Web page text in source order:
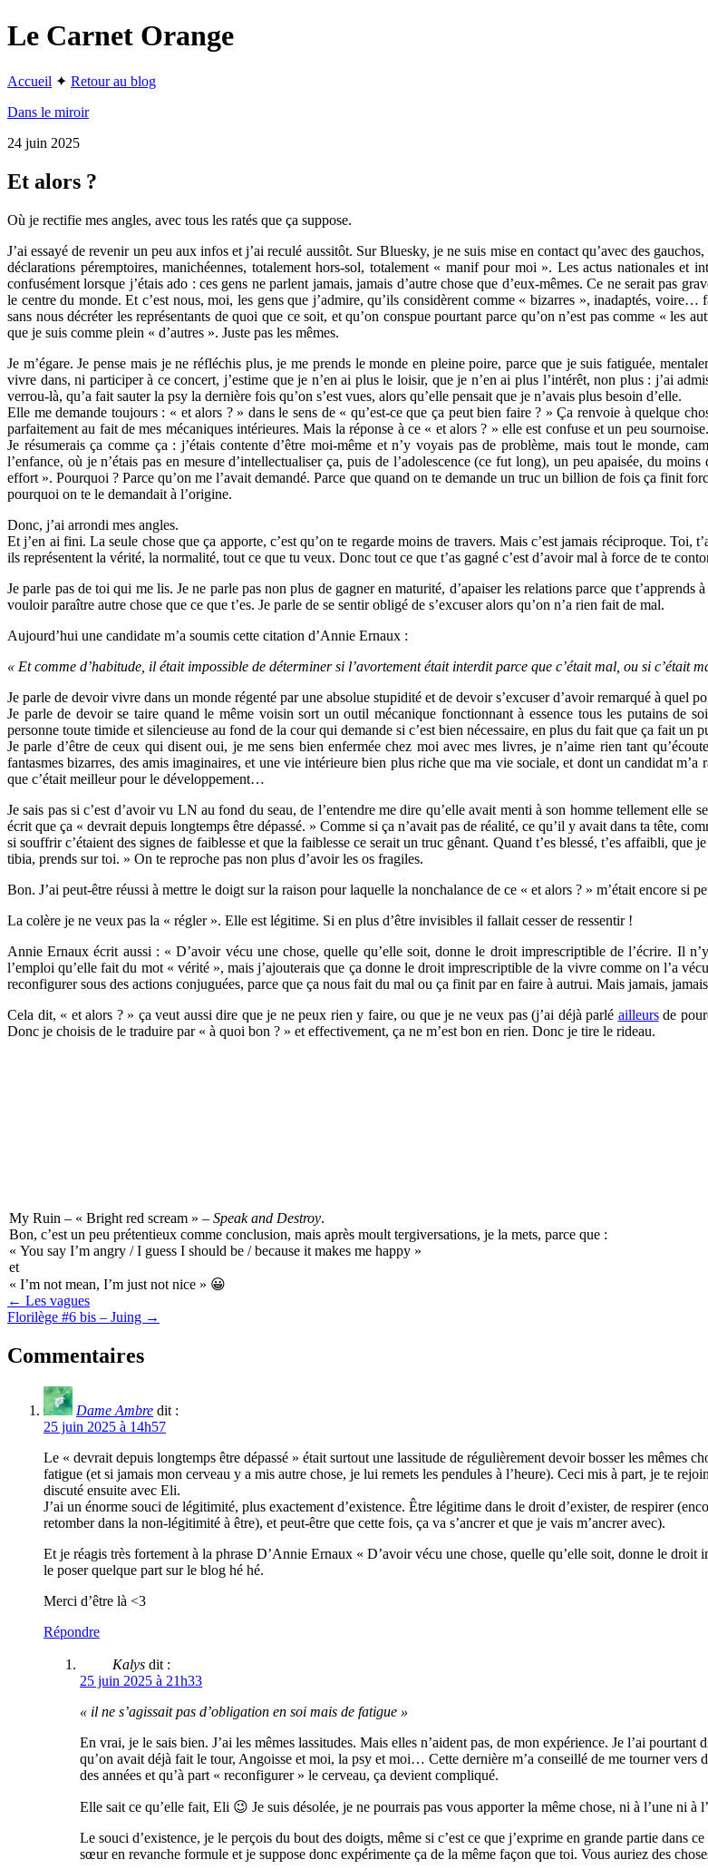
Le Carnet Orange
Accueil ✦ Retour au blog
Dans le miroir
24 juin 2025
Et alors ?
Où je rectifie mes angles, avec tous les ratés que ça suppose.
J’ai essayé de revenir un peu aux infos et j’ai reculé aussitôt. Sur Bluesky, je ne suis mise en contact qu’avec des
déclarations péremptoires, manichéennes, totalement hors-sol, totalement « manif pour moi ». Les actus nationales
confusément lorsque j’étais ado : ces gens ne parlent jamais, jamais d’autre chose que d’eux-mêmes. Ce ne serait pas
le centre du monde. Et c’est nous, moi, les gens que j’admire, qu’ils considèrent comme « bizarres », inadaptés,
sans nous décréter les représentants de quoi que ce soit, et qu’on conspue pourtant parce qu’on n’est pas comme « les
que je suis comme plein « d’autres ». Juste pas les mêmes.
Je m’égare. Je pense mais je ne réfléchis plus, je me prends le monde en pleine poire, parce que je suis fatiguée,
vivre dans, ni participer à ce concert, j’estime que je n’en ai plus le loisir, que je n’en ai plus l’intérêt, non plus : j’ai
verrou-là, qu’a fait sauter la psy la dernière fois qu’on s’est vues, alors qu’elle pensait que je n’avais plus besoin d’elle.
Elle me demande toujours : « et alors ? » dans le sens de « qu’est-ce que ça peut bien faire ? » Ça renvoie à quelque
parfaitement au fait de mes mécaniques intérieures. Mais la réponse à ce « et alors ? » elle est confuse et un peu
Je résumerais ça comme ça : j’étais contente d’être moi-même et n’y voyais pas de problème, mais tout le monde,
l’enfance, où je n’étais pas en mesure d’intellectualiser ça, puis de l’adolescence (ce fut long), un peu apaisée, du
effort ». Pourquoi ? Parce qu’on me l’avait demandé. Parce que quand on te demande un truc un billion de fois ça finit
pourquoi on te le demandait à l’origine.
Donc, j’ai arrondi mes angles.
Et j’en ai fini. La seule chose que ça apporte, c’est qu’on te regarde moins de travers. Mais c’est jamais réciproque. Toi,
ils représentent la vérité, la normalité, tout ce que tu veux. Donc tout ce que t’as gagné c’est d’avoir mal à force de te
Je parle pas de toi qui me lis. Je ne parle pas non plus de gagner en maturité, d’apaiser les relations parce que t’apprends
vouloir paraître autre chose que ce que t’es. Je parle de se sentir obligé de s’excuser alors qu’on n’a rien fait de mal.
Aujourd’hui une candidate m’a soumis cette citation d’Annie Ernaux :
« Et comme d’habitude, il était impossible de déterminer si l’avortement était interdit parce que c’était mal, ou si
Je parle de devoir vivre dans un monde régenté par une absolue stupidité et de devoir s’excuser d’avoir remarqué à quel
Je parle de devoir se taire quand le même voisin sort un outil mécanique fonctionnant à essence tous les putains de
personne toute timide et silencieuse au fond de la cour qui demande si c’est bien nécessaire, en plus du fait que ça fait un
Je parle d’être de ceux qui disent oui, je me sens bien enfermée chez moi avec mes livres, je n’aime rien tant
fantasmes bizarres, des amis imaginaires, et une vie intérieure bien plus riche que ma vie sociale, et dont un candidat
que c’était meilleur pour le développement…
Je sais pas si c’est d’avoir vu LN au fond du seau, de l’entendre me dire qu’elle avait menti à son homme tellement elle
écrit que ça « devrait depuis longtemps être dépassé. » Comme si ça n’avait pas de réalité, ce qu’il y avait dans ta tête,
si souffrir c’étaient des signes de faiblesse et que la faiblesse ce serait un truc gênant. Quand t’es blessé, t’es affaibli,
tibia, prends sur toi. » On te reproche pas non plus d’avoir les os fragiles.
Bon. J’ai peut-être réussi à mettre le doigt sur la raison pour laquelle la nonchalance de ce « et alors ? » m’était encore si
La colère je ne veux pas la « régler ». Elle est légitime. Si en plus d’être invisibles il fallait cesser de ressentir !
Annie Ernaux écrit aussi : « D’avoir vécu une chose, quelle qu’elle soit, donne le droit imprescriptible de l’écrire. Il
l’emploi qu’elle fait du mot « vérité », mais j’ajouterais que ça donne le droit imprescriptible de la vivre comme on l’a
reconfigurer sous des actions conjuguées, parce que ça nous fait du mal ou ça finit par en faire à autrui. Mais jamais,
Cela dit, « et alors ? » ça veut aussi dire que je ne peux rien y faire, ou que je ne veux pas (j’ai déjà parlé ailleursde
Donc je choisis de le traduire par « à quoi bon ? » et effectivement, ça ne m’est bon en rien. Donc je tire le rideau.
My Ruin – « Bright red scream » – Speak and Destroy.
Bon, c’est un peu prétentieux comme conclusion, mais après moult tergiversations, je la mets, parce que :
« You say I’m angry / I guess I should be / because it makes me happy »
et
« I’m not mean, I’m just not nice » 😀
← Les vagues
Florilège #6 bis – Juing →
Commentaires
Dame Ambre dit :
25 juin 2025 à 14h57
Le « devrait depuis longtemps être dépassé » était surtout une lassitude de régulièrement devoir bosser les mêmes
fatigue (et si jamais mon cerveau y a mis autre chose, je lui remets les pendules à l’heure). Ceci mis à part, je te
discuté ensuite avec Eli.
J’ai un énorme souci de légitimité, plus exactement d’existence. Être légitime dans le droit d’exister, de respirer
retomber dans la non-légitimité à être), et peut-être que cette fois, ça va s’ancrer et que je vais m’ancrer avec).
Et je réagis très fortement à la phrase D’Annie Ernaux « D’avoir vécu une chose, quelle qu’elle soit, donne le
le poser quelque part sur le blog hé hé.
Merci d’être là <3
Répondre
Kalys dit :
25 juin 2025 à 21h33
« il ne s’agissait pas d’obligation en soi mais de fatigue »
En vrai, je le sais bien. J’ai les mêmes lassitudes. Mais elles n’aident pas, de mon expérience. Je l’ai
qu’on avait déjà fait le tour, Angoisse et moi, la psy et moi… Cette dernière m’a conseillé de me tourner
des années et qu’à part « reconfigurer » le cerveau, ça devient compliqué.
Elle sait ce qu’elle fait, Eli 😉 Je suis désolée, je ne pourrais pas vous apporter la même chose, ni à l’une ni à
Le souci d’existence, je le perçois du bout des doigts, même si c’est ce que j’exprime en grande partie
sœur en revanche formule et je suppose donc expérimente ça de la même façon que toi. Vous auriez des